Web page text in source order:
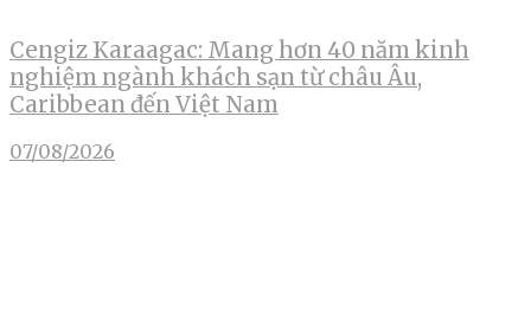
Cengiz Karaagac: Mang hơn 40 năm kinh
nghiệm ngành khách sạn từ châu Âu,
Caribbean đến Việt Nam
07/08/2026